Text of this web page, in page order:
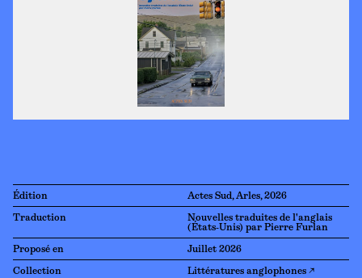
Édition Actes Sud, Arles, 2026
Traduction
Nouvelles traduites de l'anglais
(États-Unis) par Pierre Furlan
Proposé en Juillet 2026
Collection Littératures anglophones ↗